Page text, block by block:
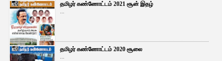
தமிழர் கண்ணோட்டம் 2021 சூன் இதழ்
...
தமிழர் கண்ணோட்டம் 2020 சூலை
...